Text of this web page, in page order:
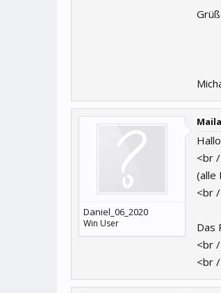
Daniel_06_2020
Win User
<br
(alle
<br
Das
<br
<br